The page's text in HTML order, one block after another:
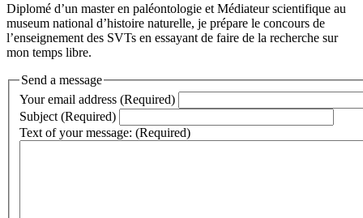
Diplomé d’un master en paléontologie et Médiateur scientifique au
museum national d’histoire naturelle, je prépare le concours de
l’enseignement des SVTs en essayant de faire de la recherche sur
mon temps libre.
Send a message
Your email address (Required)
Subject (Required)
Text of your message: (Required)